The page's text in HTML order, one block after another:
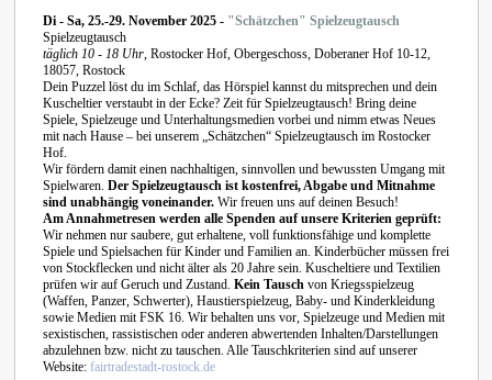
Di - Sa, 25.-29. November 2025 -"Schätzchen" Spielzeugtausch
Spielzeugtausch
täglich 10 - 18 Uhr, Rostocker Hof, Obergeschoss, Doberaner Hof 10-12,
18057, Rostock
Dein Puzzel löst du im Schlaf, das Hörspiel kannst du mitsprechen und dein
Kuscheltier verstaubt in der Ecke? Zeit für Spielzeugtausch! Bring deine
Spiele, Spielzeuge und Unterhaltungsmedien vorbei und nimm etwas Neues
mit nach Hause – bei unserem „Schätzchen“ Spielzeugtausch im Rostocker
Hof.
Wir fördern damit einen nachhaltigen, sinnvollen und bewussten Umgang mit
Spielwaren. Der Spielzeugtausch ist kostenfrei, Abgabe und Mitnahme
sind unabhängig voneinander.Wir freuen uns auf deinen Besuch!
Am Annahmetresen werden alle Spenden auf unsere Kriterien geprüft:
Wir nehmen nur saubere, gut erhaltene, voll funktionsfähige und komplette
Spiele und Spielsachen für Kinder und Familien an. Kinderbücher müssen frei
von Stockflecken und nicht älter als 20 Jahre sein. Kuscheltiere und Textilien
prüfen wir auf Geruch und Zustand. Kein Tauschvon Kriegsspielzeug
(Waffen, Panzer, Schwerter), Haustierspielzeug, Baby- und Kinderkleidung
sowie Medien mit FSK 16. Wir behalten uns vor, Spielzeuge und Medien mit
sexistischen, rassistischen oder anderen abwertenden Inhalten/Darstellungen
abzulehnen bzw. nicht zu tauschen. Alle Tauschkriterien sind auf unserer
Website: fairtradestadt-rostock.de